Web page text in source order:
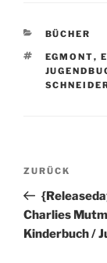
BÜCHER
EGMONT,
Vorheriger
Beitrag
ZURÜCK
Charlies
Kinderbuch /